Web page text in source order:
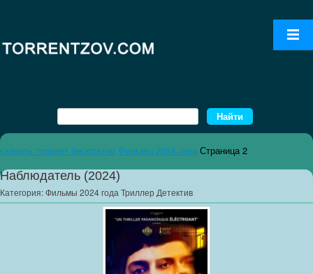
скачать торрент бесплатно Фильмы 2024 года Страница 2
Наблюдатель (2024)
Категория:Фильмы 2024 года Триллер Детектив